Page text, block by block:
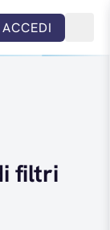
ACCEDI
filtri